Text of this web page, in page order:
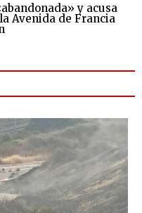
y acusa
Avenida de Francia